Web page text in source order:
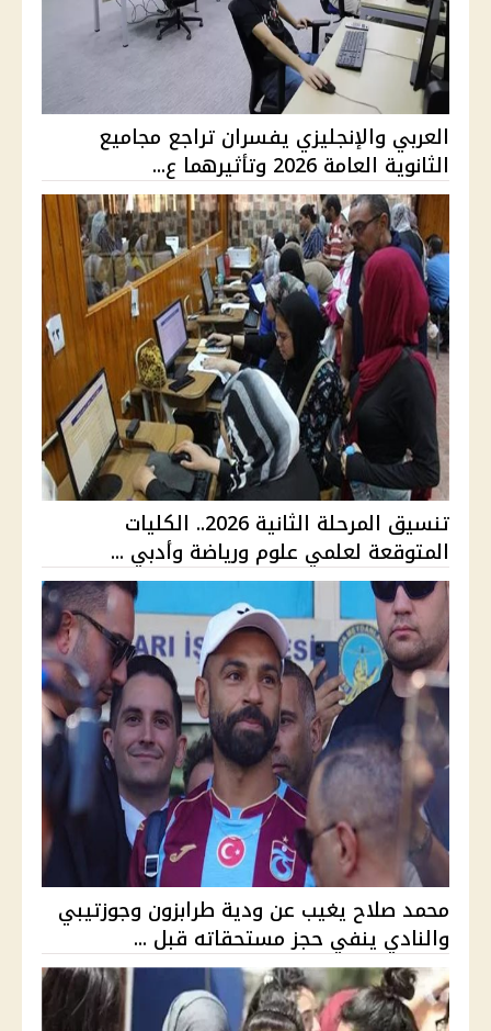
العربي والإنجليزي يفسران تراجع مجاميع
الثانوية العامة 2026 وتأثيرهما ع...
تنسيق المرحلة الثانية 2026.. الكليات
المتوقعة لعلمي علوم ورياضة وأدبي ...
محمد صلاح يغيب عن ودية طرابزون وجوزتيبي
والنادي ينفي حجز مستحقاته قبل ...